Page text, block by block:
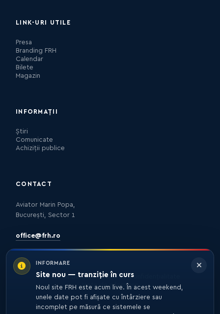
INFORMARE
Site nou — tranziție în curs
Noul site FRH este acum live. În acest weekend,
unele date pot fi afișate cu întârziere sau
incomplet pe măsură ce sistemele se
LINK-URI UTILE
Presa
Branding FRH
Calendar
Bilete
Magazin
INFORMAȚII
Știri
Comunicate
Achiziții publice
CONTACT
Aviator Marin Popa,
București, Sector 1
office@frh.ro
Protecția datelorPolitica de confidențialitate
Nota de informare